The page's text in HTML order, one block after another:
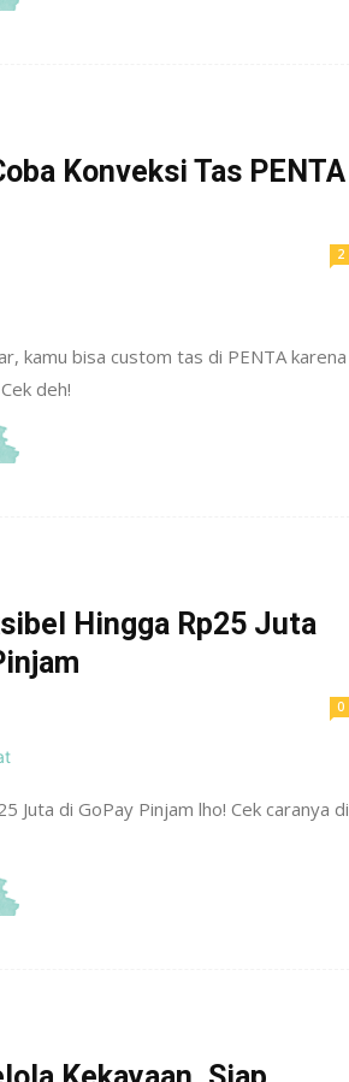
Konveksi Tas PENTA
2
kamu bisa custom tas di PENTA karena
deh!
Hingga Rp25 Juta
0
Juta di GoPay Pinjam lho! Cek caranya di